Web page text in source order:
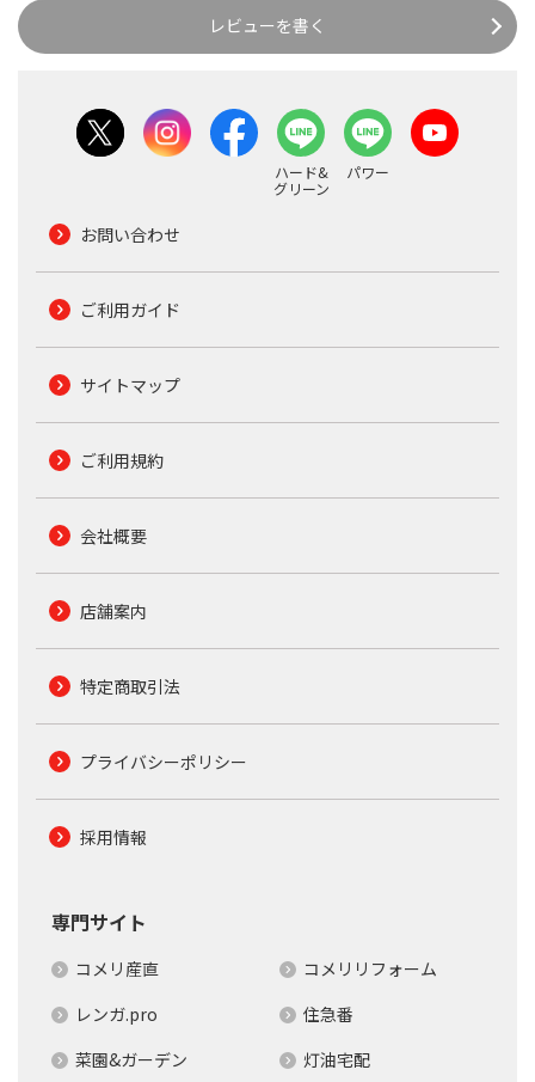
レビューを書く
ハード&
グリーン
パワー
お問い合わせ
ご利用ガイド
サイトマップ
ご利用規約
会社概要
店舗案内
特定商取引法
プライバシーポリシー
採用情報
専門サイト
コメリ産直
コメリリフォーム
レンガ.pro
住急番
菜園&ガーデン
灯油宅配